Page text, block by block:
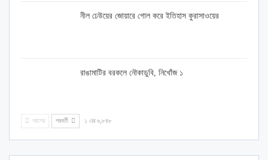
নীল ঢেউয়ের জোয়ারে গোল করে ইতিহাস কুরাসাওয়ের
রাঙামাটির বরকলে নৌকাডুবি, নিখোঁজ ১
আগের পরবর্তী ১ এর ৬,৮৪৮